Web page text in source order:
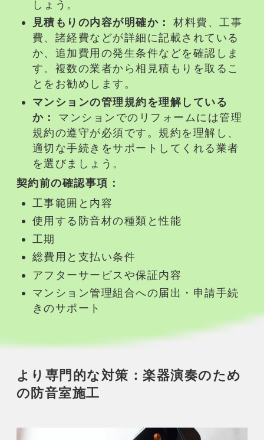
しょう。
見積もりの内容が明確か：
材料費、工事
費、諸経費などが詳細に記載されている
か、追加費用の発生条件などを確認しま
す。複数の業者から相見積もりを取るこ
とをお勧めします。
マンションの管理規約を理解している
か：
マンションでの リフォームには管理
規約の遵守が必須です。規約を理解し、
適切な手続きをサポートしてくれる業者
を選びましょう。
契約前の確認事項：
工事範囲と内容
使用する 防音材の種類と性能
工期
総費用と支払い条件
アフターサービスや保証内容
マンション管理組合への届出・申請手続
きのサポート
より専門的な対策：楽器演奏のため
の 防音室施工